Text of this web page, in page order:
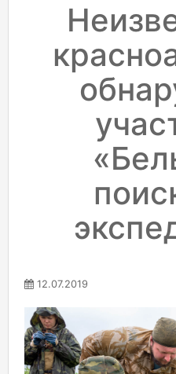
12.07.2019